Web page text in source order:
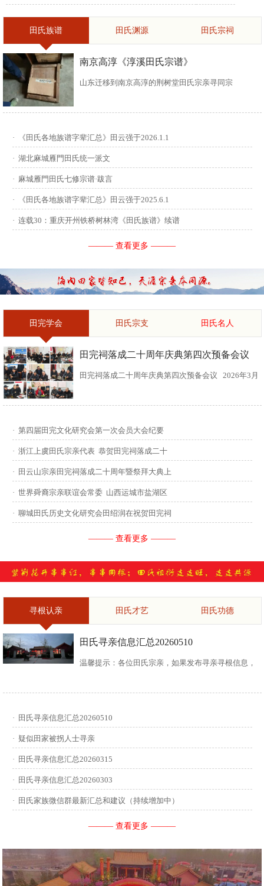
田氏族谱 田氏渊源 田氏宗祠
南京高淳《淳溪田氏宗谱》
山东迁移到南京高淳的荆树堂田氏宗亲寻同宗
· 《田氏各地族谱字辈汇总》田云强于2026.1.1
· 湖北麻城雁門田氏统一派文
· 麻城雁門田氏七修宗谱·跋言
· 《田氏各地族谱字辈汇总》田云强于2025.6.1
· 连载30：重庆开州铁桥树林湾《田氏族谱》续谱
——— 查看更多 ———
田完学会 田氏宗支 田氏名人
田完祠落成二十周年庆典第四次预备会议
田完祠落成二十周年庆典第四次预备会议 2026年3月
祖”第四次预备会议。 常务副会长田传灿宗亲主持会
议...
· 第四届田完文化研究会第一次会员大会纪要
· 浙江上虞田氏宗亲代表 恭贺田完祠落成二十
· 田云山宗亲田完祠落成二十周年暨祭拜大典上
· 世界舜裔宗亲联谊会常委 山西运城市盐湖区
· 聊城田氏历史文化研究会田绍润在祝贺田完祠
——— 查看更多 ———
寻根认亲 田氏才艺 田氏功德
田氏寻亲信息汇总20260510
温馨提示：各位田氏宗亲，如果发布寻亲寻根信息，
讳，迁居前字辈和迁居后历次新续的字辈，分迁族人
迁居地，因何原因迁居等。最后别忘了留下联系人和
联系方式。 没有家谱的问问族中老年人口耳相传的信
息有哪些，有家谱请把家谱中的信息简...
· 田氏寻亲信息汇总20260510
· 疑似田家被拐人士寻亲
· 田氏寻亲信息汇总20260315
· 田氏寻亲信息汇总20260303
· 田氏家族微信群最新汇总和建议（持续增加中）
——— 查看更多 ———